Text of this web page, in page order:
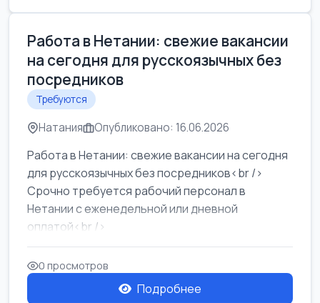
Работа в Нетании: свежие вакансии
на сегодня для русскоязычных без
посредников
Требуются
Натания Опубликовано: 16.06.2026
Работа в Нетании: свежие вакансии на сегодня
для русскоязычных без посредников<br />
Срочно требуется рабочий персонал в
Нетании с еженедельной или дневной
оплатой<br />
Свежие вакансии в Нетании дл...
0 просмотров
Подробнее